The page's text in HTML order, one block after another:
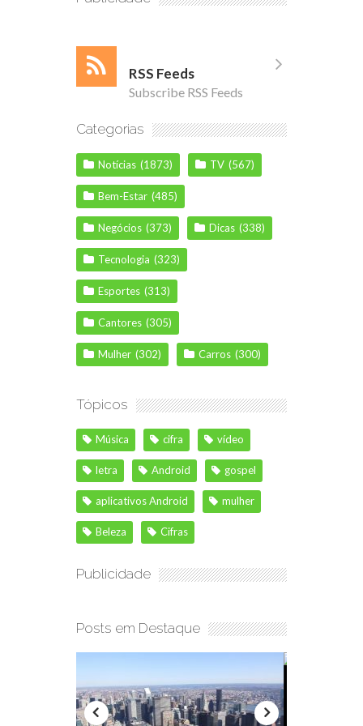
RSS Feeds
Subscribe RSS Feeds
Categorias
Notícias (1873) TV (567)
Bem-Estar (485)
Negócios (373) Dicas (338)
Tecnologia (323)
Esportes (313)
Cantores (305)
Mulher (302) Carros (300)
Tópicos
Música cifra vídeo
letra Android gospel
aplicativos Android mulher
Beleza Cifras
Publicidade
Posts em Destaque